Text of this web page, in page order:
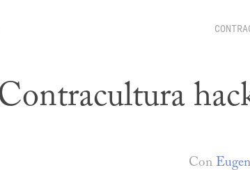
Con